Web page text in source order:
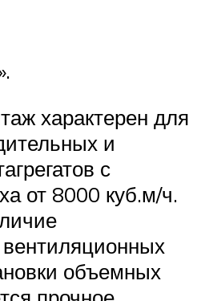
характерен для
и
с
от 8000 куб.м/ч.
объемных